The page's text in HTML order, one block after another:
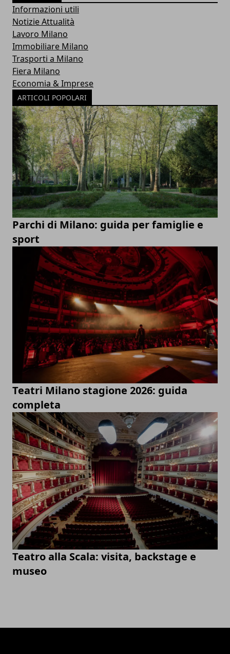
Informazioni utili
Notizie Attualità
Lavoro Milano
Immobiliare Milano
Trasporti a Milano
Fiera Milano
Economia & Imprese
ARTICOLI POPOLARI
Parchi di Milano: guida per famiglie e
sport
Teatri Milano stagione 2026: guida
completa
Teatro alla Scala: visita, backstage e
museo